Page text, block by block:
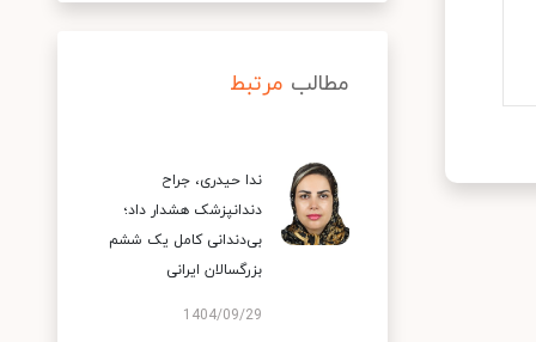
مطالب مرتبط
ندا حیدری، جراح
دندانپزشک هشدار داد؛
بی‌دندانی کامل یک ششم
بزرگسالان ایرانی
1404/09/29